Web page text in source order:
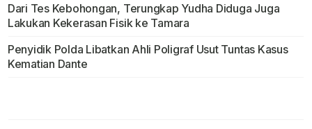
Dari Tes Kebohongan, Terungkap Yudha Diduga Juga
Lakukan Kekerasan Fisik ke Tamara
Penyidik Polda Libatkan Ahli Poligraf Usut Tuntas Kasus
Kematian Dante